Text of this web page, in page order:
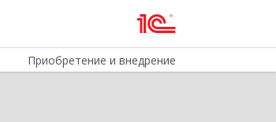
Приобретение и внедрение